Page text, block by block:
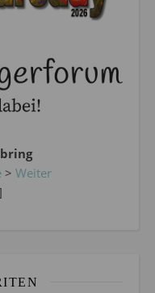
> Weiter